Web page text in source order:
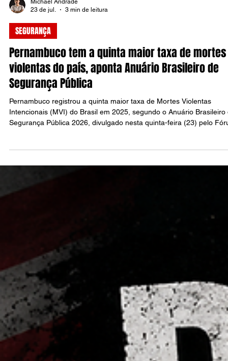
Michael Andrade
23 de jul.
3 min de leitura
SEGURANÇA
Pernambuco tem a quinta maior taxa de mortes
Intencionais (MVI) do Brasil em 2025, segundo o Anuário Brasileiro